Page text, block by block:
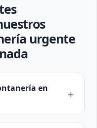
urgente
en